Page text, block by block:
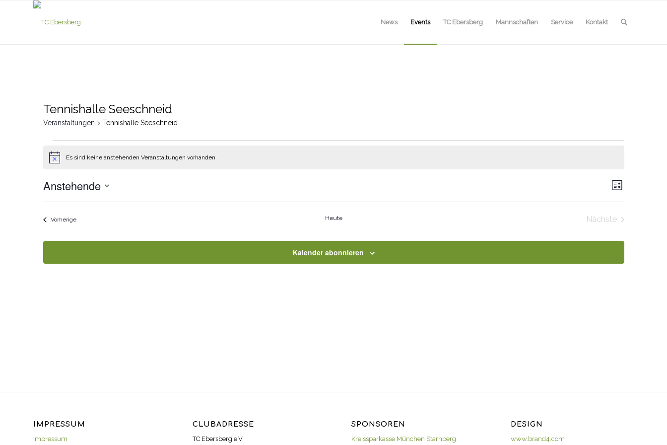
News Events TC Ebersberg Mannschaften Service Kontakt
Tennishalle Seeschneid
Veranstaltungen Tennishalle Seeschneid
Veranstaltungen
HinweisEs sind keine anstehenden Veranstaltungen vorhanden.
Liste
Anstehende
VorherigeVeranstaltungen Heute
Nächste
Kalender abonnieren
IMPRESSUM
Impressum
CLUBADRESSE
TC Ebersberg e.V.
SPONSOREN
Kreissparkasse München Starnberg
DESIGN
www.brand4.com